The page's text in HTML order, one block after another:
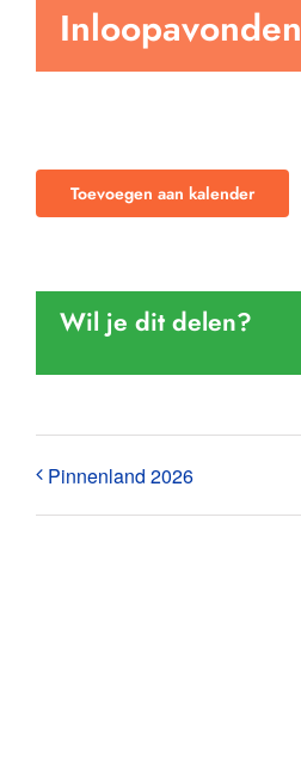
Inloopavonden
Toevoegen aan kalender
Wil je dit delen?
Pinnenland 2026